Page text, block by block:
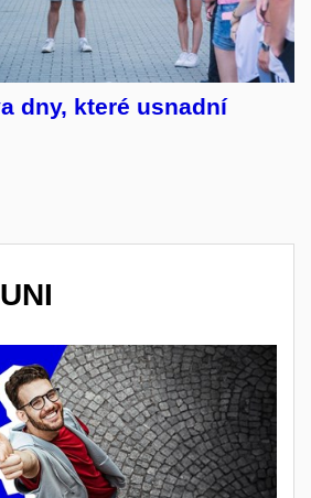
dny, které usnadní